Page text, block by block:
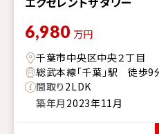
6,980 万円
千葉市中央区中央２丁目
総武本線「千葉」駅 徒歩9
間取り2LDK
築年月 2023年11月